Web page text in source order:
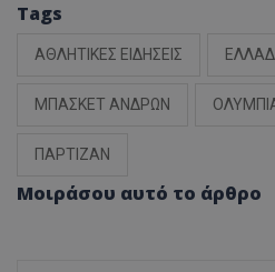
Tags
ΑΘΛΗΤΙΚΕΣ ΕΙΔΗΣΕΙΣ
ΜΠΑΣΚΕΤ ΑΝΔΡΩΝ
ΠΑΡΤΙΖΑΝ
Μοιράσου αυτό το άρθρο